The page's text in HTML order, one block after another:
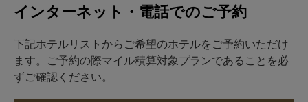
インターネット・電話でのご予約
下記ホテルリストからご希望のホテルをご予約いただけ
ます。ご予約の際マイル積算対象プランであることを必
ずご確認ください。